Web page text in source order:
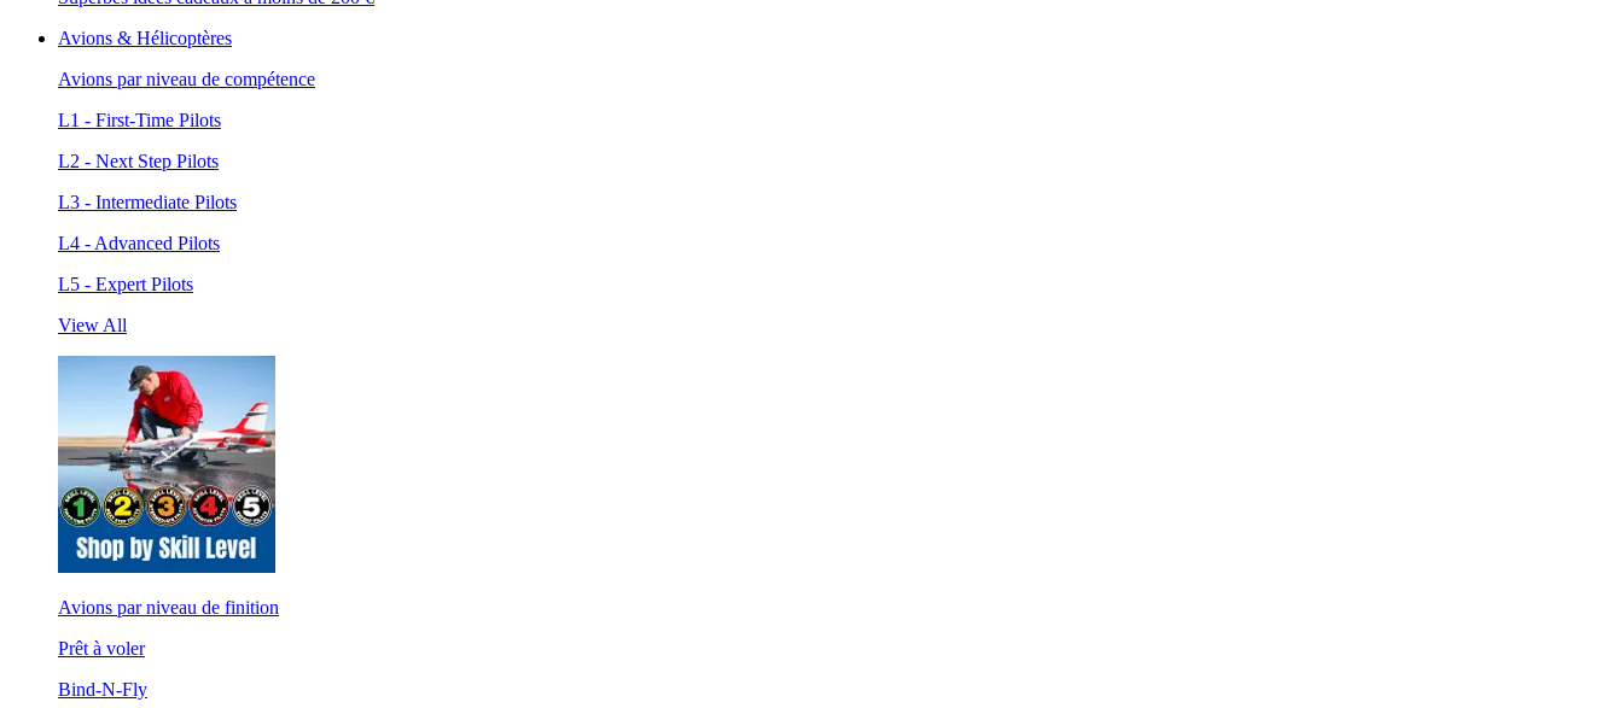
Avions & Hélicoptères
Avions par niveau de compétence
L1 - First-Time Pilots
L2 - Next Step Pilots
L3 - Intermediate Pilots
L4 - Advanced Pilots
L5 - Expert Pilots
View All
Avions par niveau de finition
Prêt à voler
Bind-N-Fly